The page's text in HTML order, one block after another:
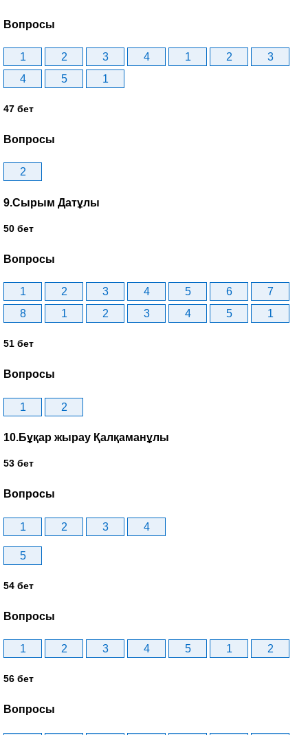
Вопросы
1 2 3 4 1 2
3
4
5 1
47 бет
Вопросы
2
9.Сырым Датұлы
50 бет
Вопросы
1 2 3 4 5 6
7
8
1 2 3 4 5 1
51 бет
Вопросы
1 2
10.Бұқар жырау Қалқаманұлы
53 бет
Вопросы
1 2 3 4
5
54 бет
Вопросы
1 2 3 4 5 1 2
56 бет
Вопросы